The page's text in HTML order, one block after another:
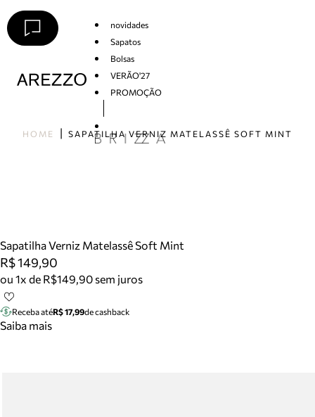
novidades
Sapatos
Bolsas
VERÃO'27
PROMOÇÃO
HOME SAPATILHA VERNIZ MATELASSÊ SOFT MINT
Sapatilha Verniz Matelassê Soft Mint
R$ 149,90
ou 1x de R$149,90 sem juros
Receba atéR$ 17,99de cashback
Saiba mais